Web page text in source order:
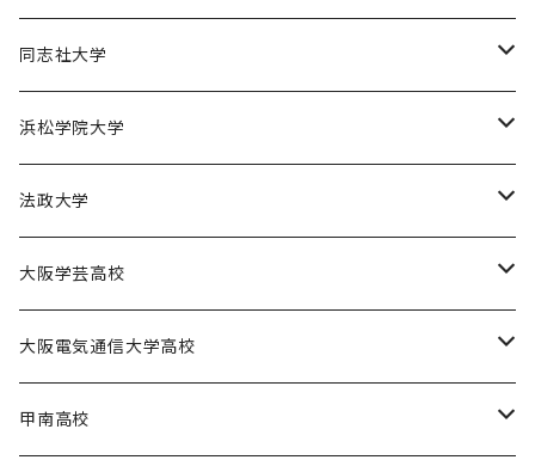
園田学園大学陸上競技部
園田学園大学バスケットボール部
天理大学男子バスケットボール部
天理大学女子バスケットボール部
天理大学男子バレーボール部
天理大学女子ハンドボール部
同志社大学
同志社大学体育会バスケットボール部
同志社大学体育会サッカー部
浜松学院大学
浜松学院大学男子バスケットボール部
法政大学
法政大学バスケットボール部
大阪学芸高校
大阪学芸高校バスケットボール部
大阪電気通信大学高校
電通高硬式野球部
甲南高校